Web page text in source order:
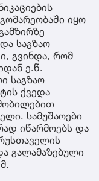
იყო
საგზაო
გვინდა, რომ
ე.წ.
საგზაო
ქვედა
სამუშაოები
იწარმოებს და
გალამაზებული